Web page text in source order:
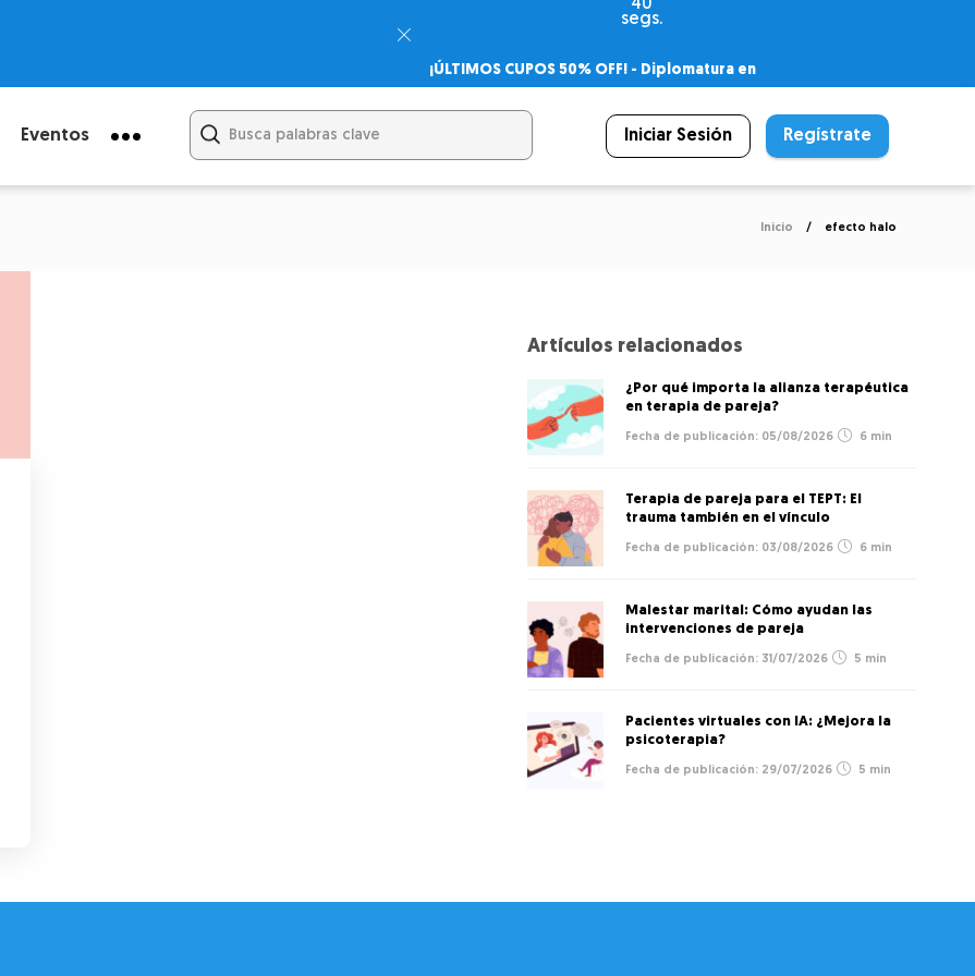
39
segs.
¡ÚLTIMOS CUPOS 50% OFF! - Diplomatura en
– Certificado Universitario
Eventos Iniciar Sesión Regístrate
Inicio efecto halo
Artículos relacionados
¿Por qué importa la alianza terapéutica
en terapia de pareja?
05/08/2026 6 min
Terapia de pareja para el TEPT: El
trauma también en el vínculo
03/08/2026 6 min
Malestar marital: Cómo ayudan las
intervenciones de pareja
31/07/2026 5 min
Pacientes virtuales con IA: ¿Mejora la
psicoterapia?
29/07/2026 5 min